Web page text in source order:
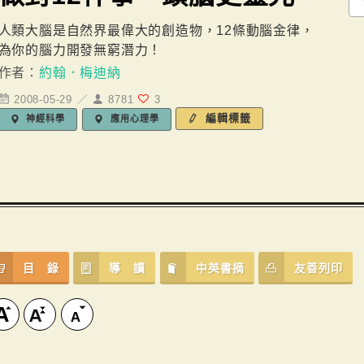
類大腦是自然界最偉大的創造物，12條動腦金律，
你的腦力開發無窮潛力！
者： 約翰．梅迪納
2008-05-29 ／ 8781 3
神經科學 應用心理學 編輯標籤
目 錄 導 讀 中英書摘 友善列印